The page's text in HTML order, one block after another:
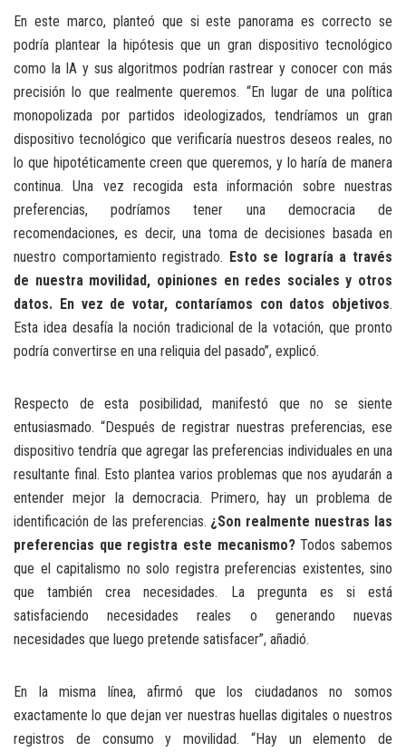
En este marco, planteó que si este panorama es correcto se
podría plantear la hipótesis que un gran dispositivo tecnológico
como la IA y sus algoritmos podrían rastrear y conocer con más
precisión lo que realmente queremos. “En lugar de una política
monopolizada por partidos ideologizados, tendríamos un gran
dispositivo tecnológico que verificaría nuestros deseos reales, no
lo que hipotéticamente creen que queremos, y lo haría de manera
continua. Una vez recogida esta información sobre nuestras
preferencias, podríamos tener una democracia de
recomendaciones, es decir, una toma de decisiones basada en
nuestro comportamiento registrado. Esto se lograría a través
de nuestra movilidad, opiniones en redes sociales y otros
datos. En vez de votar, contaríamos con datos objetivos.
Esta idea desafía la noción tradicional de la votación, que pronto
podría convertirse en una reliquia del pasado”, explicó.
Respecto de esta posibilidad, manifestó que no se siente
entusiasmado. “Después de registrar nuestras preferencias, ese
dispositivo tendría que agregar las preferencias individuales en una
resultante final. Esto plantea varios problemas que nos ayudarán a
entender mejor la democracia. Primero, hay un problema de
identificación de las preferencias. ¿Son realmente nuestras las
preferencias que registra este mecanismo?Todos sabemos
que el capitalismo no solo registra preferencias existentes, sino
que también crea necesidades. La pregunta es si está
satisfaciendo necesidades reales o generando nuevas
necesidades que luego pretende satisfacer”, añadió.
En la misma línea, afirmó que los ciudadanos no somos
exactamente lo que dejan ver nuestras huellas digitales o nuestros
registros de consumo y movilidad. “Hay un elemento de